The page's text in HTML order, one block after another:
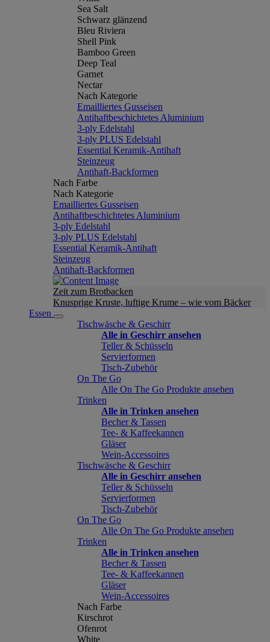
Sea Salt
Schwarz glänzend
Bleu Riviera
Shell Pink
Bamboo Green
Deep Teal
Garnet
Nectar
Nach Kategorie
Emailliertes Gusseisen
Antihaftbeschichtetes Aluminium
3-ply Edelstahl
3-ply PLUS Edelstahl
Essential Keramik-Antihaft
Steinzeug
Antihaft-Backformen
Nach Farbe
Nach Kategorie
Emailliertes Gusseisen
Antihaftbeschichtetes Aluminium
3-ply Edelstahl
3-ply PLUS Edelstahl
Essential Keramik-Antihaft
Steinzeug
Antihaft-Backformen
Zeit zum Brotbacken
Knusprige Kruste, luftige Krume – wie vom Bäcker
Essen
Tischwäsche & Geschirr
Alle in Geschirr ansehen
Teller & Schüsseln
Servierformen
Tisch-Zubehör
On The Go
Alle On The Go Produkte ansehen
Trinken
Alle in Trinken ansehen
Becher & Tassen
Tee- & Kaffeekannen
Gläser
Wein-Accessoires
Tischwäsche & Geschirr
Alle in Geschirr ansehen
Teller & Schüsseln
Servierformen
Tisch-Zubehör
On The Go
Alle On The Go Produkte ansehen
Trinken
Alle in Trinken ansehen
Becher & Tassen
Tee- & Kaffeekannen
Gläser
Wein-Accessoires
Nach Farbe
Kirschrot
Ofenrot
White